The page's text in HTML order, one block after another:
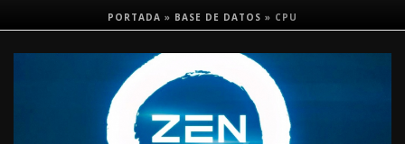
PORTADA » BASE DE DATOS » CPU